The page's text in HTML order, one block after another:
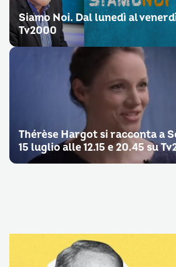
Siamo Noi. Dal lunedì al
Tv2000
Thérèse Hargot si racconta a
15 luglio alle 12.15 e 20.45 su